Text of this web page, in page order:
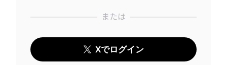
または
Xでログイン